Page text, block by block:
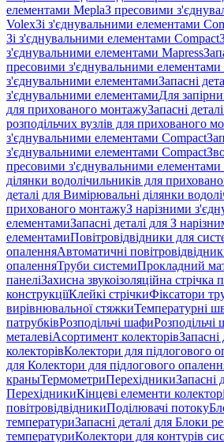
елементами MeplaЗ пресовими
VolexЗі з'єднувальними елементами
Зі з'єднувальними елементами Compact
з'єднувальними елементами Mapress
пресовими з'єднувальними елементами
з'єднувальними елементамиЗапасні
з'єднувальними елементамиДля
для прихованого монтажуЗапасні
розподільчих вузлів для прихованого
з'єднувальними елементами Compact
з'єднувальними елементами Compact
пресовими з'єднувальними елементами
ділянки водолічильників для
деталі для Вимірювальні ділянки
прихованого монтажуЗ нарізними
елементамиЗапасні деталі для З
елементамиПовітровідвідники для
опаленняАвтоматичні
опаленняТруби системиПрокладний
панеліЗахисна звукоізоляційна стрічка
конструкціїКлейкі стрічкиФіксатори
вирівнювальної стяжкиТемпературні
патрубківРозподільчі шафиРозподільчі
металевіАсортимент колекторів
колекторівКолектори для підлогового
для Колектори для підлогового
краныТермометриПерехідникиЗапасні
ПерехідникиКінцеві елементи
повітровідвідникиПоділювачі потоку
температуриЗапасні деталі для Блоки
температуриКолектори для контурів